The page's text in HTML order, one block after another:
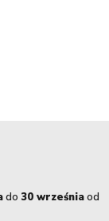
do 30 wrześniaod